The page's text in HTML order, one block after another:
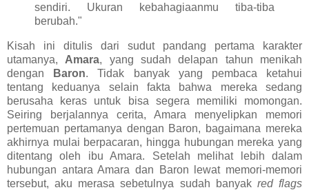
sendiri. Ukuran kebahagiaanmu tiba-tiba
berubah."
Kisah ini ditulis dari sudut pandang pertama karakter
utamanya, Amara, yang sudah delapan tahun menikah
dengan Baron. Tidak banyak yang pembaca ketahui
tentang keduanya selain fakta bahwa mereka sedang
berusaha keras untuk bisa segera memiliki momongan.
Seiring berjalannya cerita, Amara menyelipkan memori
pertemuan pertamanya dengan Baron, bagaimana mereka
akhirnya mulai berpacaran, hingga hubungan mereka yang
ditentang oleh ibu Amara. Setelah melihat lebih dalam
hubungan antara Amara dan Baron lewat memori-memori
tersebut, aku merasa sebetulnya sudah banyak red flags